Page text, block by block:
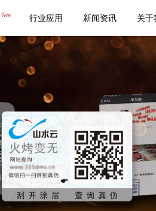
New 行业应用 新闻资讯 关于